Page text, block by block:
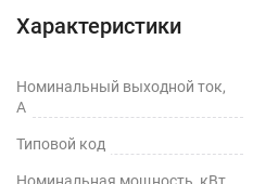
Характеристики
Номинальный выходной ток,
А
Типовой код